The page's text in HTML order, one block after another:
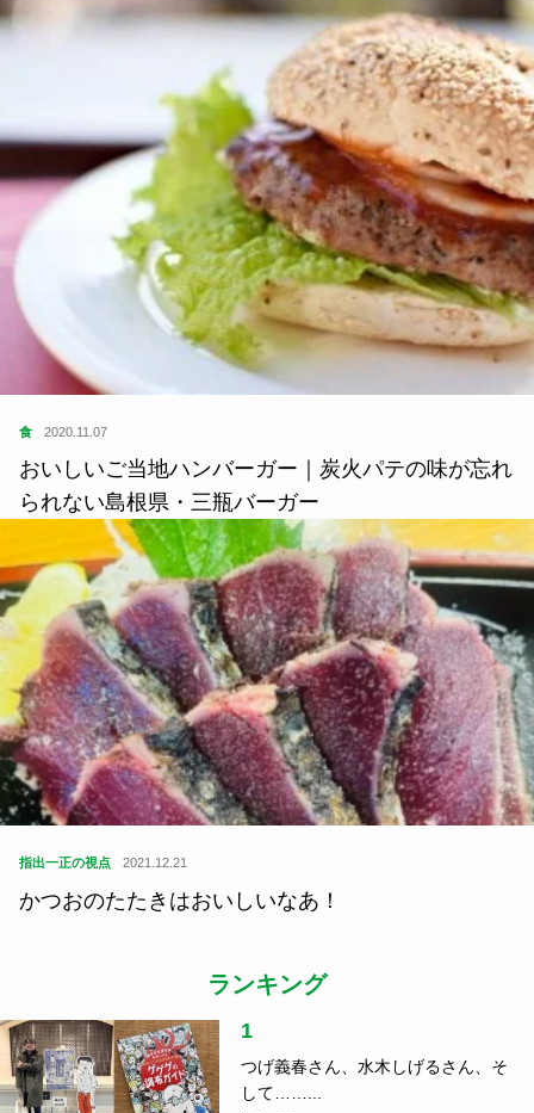
食 2020.11.07
おいしいご当地ハンバーガー｜炭火パテの味が忘れ
られない島根県・三瓶バーガー
指出一正の視点 2021.12.21
かつおのたたきはおいしいなあ！
ランキング
1
つげ義春さん、水木しげるさん、そ
して……...